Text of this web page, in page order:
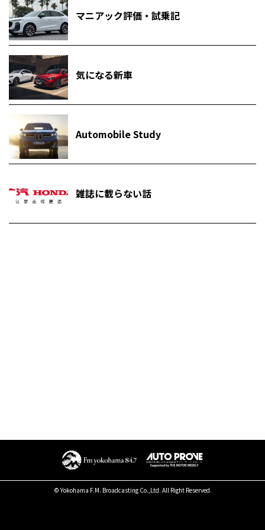
マニアック評価・試乗記
気になる新車
Automobile Study
雑誌に載らない話
© Yokohama F.M. Broadcasting Co.,Ltd. All Right Reserved.